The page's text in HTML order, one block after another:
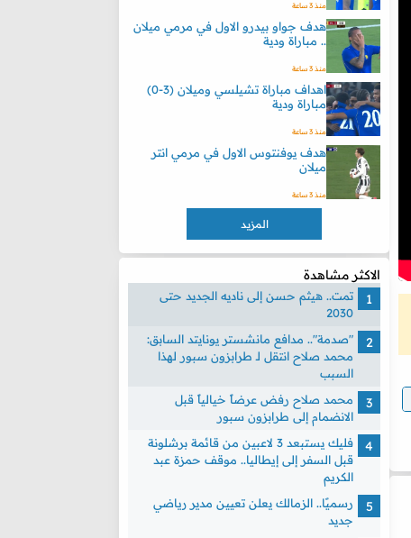
منذ 3 ساعة
هدف جواو بيدرو الاول في مرمي ميلان
.. مباراة ودية
منذ 3 ساعة
اهداف مباراة تشيلسي وميلان (3-0)
مباراة ودية
منذ 3 ساعة
هدف يوفنتوس الاول في مرمي انتر
ميلان
منذ 3 ساعة
المزيد
الاكثر مشاهدة
تمت.. هيثم حسن إلى ناديه الجديد حتى
2030
"صدمة".. مدافع مانشستر يونايتد السابق:
محمد صلاح انتقل لـ طرابزون سبور لهذا
السبب
محمد صلاح رفض عرضاً خيالياً قبل
الانضمام إلى طرابزون سبور
فليك يستبعد 3 لاعبين من قائمة برشلونة
قبل السفر إلى إيطاليا.. موقف حمزة عبد
الكريم
رسميًا.. الزمالك يعلن تعيين مدير رياضي
جديد